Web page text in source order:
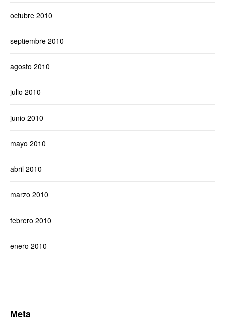
octubre 2010
septiembre 2010
agosto 2010
julio 2010
junio 2010
mayo 2010
abril 2010
marzo 2010
febrero 2010
enero 2010
Meta